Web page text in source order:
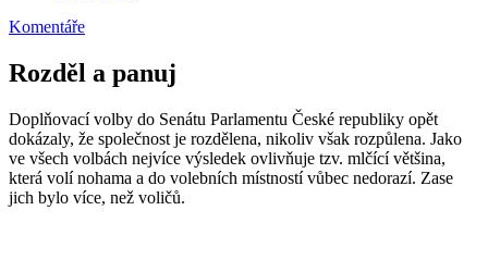
Komentáře
Rozděl a panuj
Doplňovací volby do Senátu Parlamentu České republiky opět
dokázaly, že společnost je rozdělena, nikoliv však rozpůlena. Jako
ve všech volbách nejvíce výsledek ovlivňuje tzv. mlčící většina,
která volí nohama a do volebních místností vůbec nedorazí. Zase
jich bylo více, než voličů.